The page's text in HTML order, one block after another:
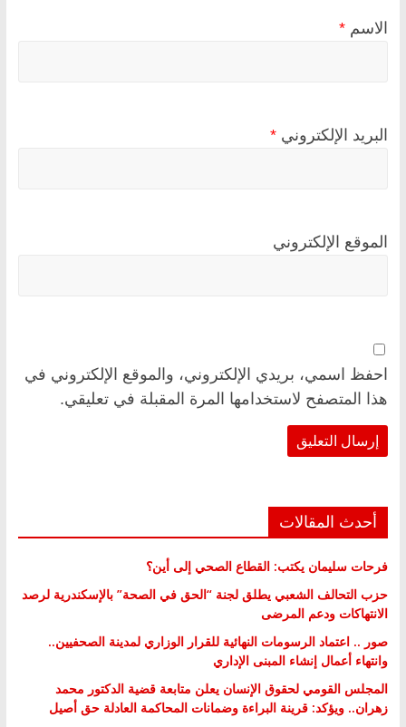
الاسم *
البريد الإلكتروني *
الموقع الإلكتروني
احفظ اسمي، بريدي الإلكتروني، والموقع الإلكتروني في
هذا المتصفح لاستخدامها المرة المقبلة في تعليقي.
أحدث المقالات
فرحات سليمان يكتب: القطاع الصحي إلى أين؟
حزب التحالف الشعبي يطلق لجنة “الحق في الصحة” بالإسكندرية لرصد
الانتهاكات ودعم المرضى
صور .. اعتماد الرسومات النهائية للقرار الوزاري لمدينة الصحفيين..
وانتهاء أعمال إنشاء المبنى الإداري
المجلس القومي لحقوق الإنسان يعلن متابعة قضية الدكتور محمد
زهران.. ويؤكد: قرينة البراءة وضمانات المحاكمة العادلة حق أصيل